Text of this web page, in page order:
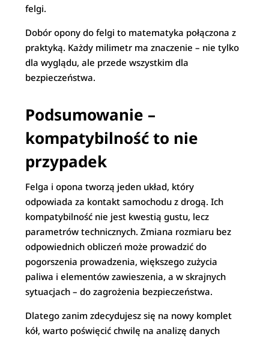
felgi.
Dobór opony do felgi to matematyka połączona z
praktyką. Każdy milimetr ma znaczenie – nie tylko
dla wyglądu, ale przede wszystkim dla
bezpieczeństwa.
Podsumowanie –
kompatybilność to nie
przypadek
Felga i opona tworzą jeden układ, który
odpowiada za kontakt samochodu z drogą. Ich
kompatybilność nie jest kwestią gustu, lecz
parametrów technicznych. Zmiana rozmiaru bez
odpowiednich obliczeń może prowadzić do
pogorszenia prowadzenia, większego zużycia
paliwa i elementów zawieszenia, a w skrajnych
sytuacjach – do zagrożenia bezpieczeństwa.
Dlatego zanim zdecydujesz się na nowy komplet
kół, warto poświęcić chwilę na analizę danych